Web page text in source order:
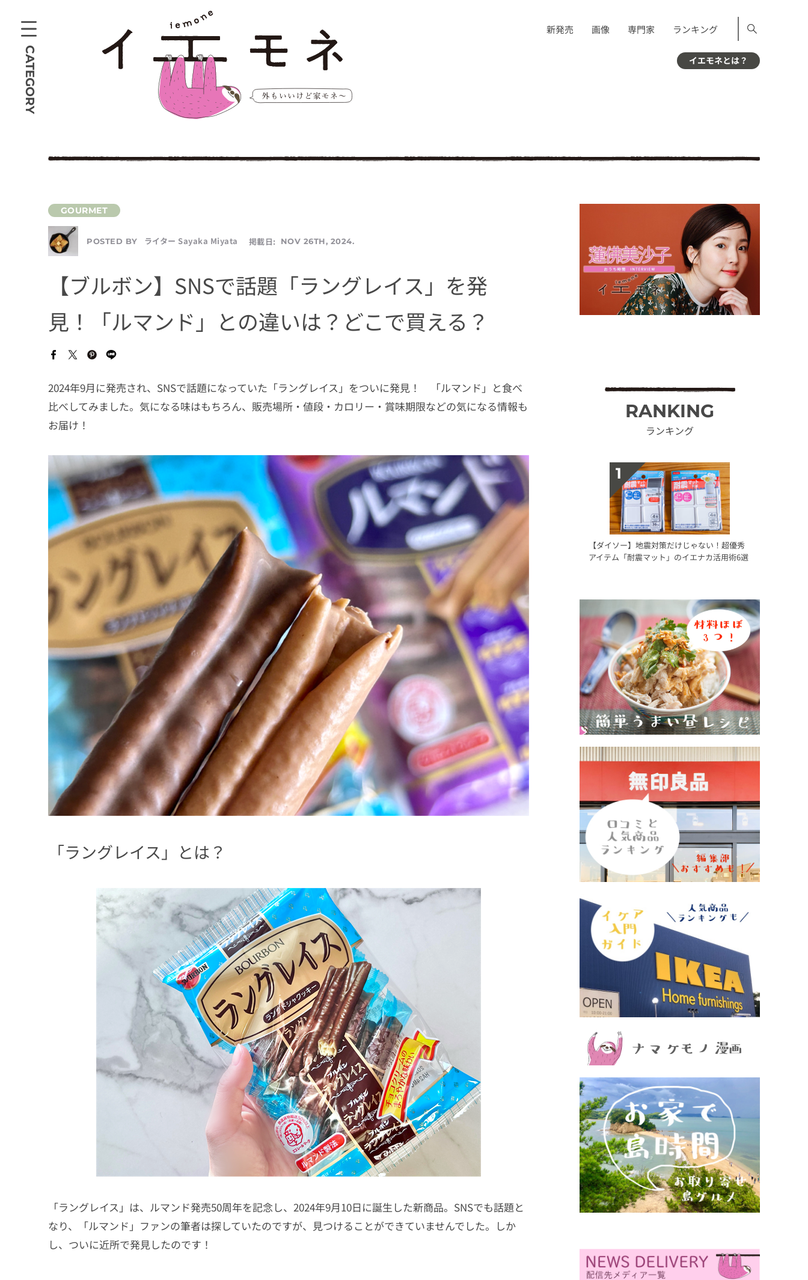
CATEGORY
新発売 画像 専門家 ランキング
イエモネとは？
POSTED BY ライター Sayaka Miyata 掲載日: NOV 26TH, 2024.
【ブルボン】SNSで話題「ラングレイス」を発
見！「ルマンド」との違いは？どこで買える？
2024年9月に発売され、SNSで話題になっていた「ラングレイス」をついに発見！ 「ルマンド」と食べ
比べしてみました。気になる味はもちろん、販売場所・値段・カロリー・賞味期限などの気になる情報も
お届け！
「ラングレイス」とは？
「ラングレイス」は、ルマンド発売50周年を記念し、2024年9月10日に誕生した新商品。SNSでも話題と
なり、「ルマンド」ファンの筆者は探していたのですが、見つけることができていませんでした。しか
し、ついに近所で発見したのです！
RANKING
ランキング
【ダイソー】地震対策だけじゃない！超優秀
アイテム「耐震マット」のイエナカ活用術6選